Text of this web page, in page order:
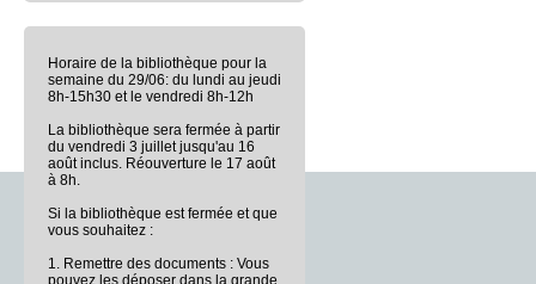
Horaire de la bibliothèque pour la
semaine du 29/06: du lundi au jeudi
8h-15h30 et le vendredi 8h-12h
La bibliothèque sera fermée à partir
du vendredi 3 juillet jusqu'au 16
août inclus. Réouverture le 17 août
à 8h.
Si la bibliothèque est fermée et que
vous souhaitez :
1. Remettre des documents : Vous
pouvez les déposer dans la grande